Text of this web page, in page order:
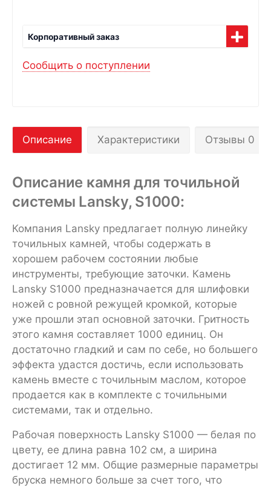
Корпоративный заказ
Сообщить о поступлении
Описание Характеристики Отзывы 0
Описание камня для точильной
системы Lansky, S1000:
Компания Lansky предлагает полную линейку
точильных камней, чтобы содержать в
хорошем рабочем состоянии любые
инструменты, требующие заточки. Камень
Lansky S1000 предназначается для шлифовки
ножей с ровной режущей кромкой, которые
уже прошли этап основной заточки. Гритность
этого камня составляет 1000 единиц. Он
достаточно гладкий и сам по себе, но большего
эффекта удастся достичь, если использовать
камень вместе с точильным маслом, которое
продается как в комплекте с точильными
системами, так и отдельно.
Рабочая поверхность Lansky S1000 — белая по
цвету, ее длина равна 102 см, а ширина
достигает 12 мм. Общие размерные параметры
бруска немного больше за счет того, что